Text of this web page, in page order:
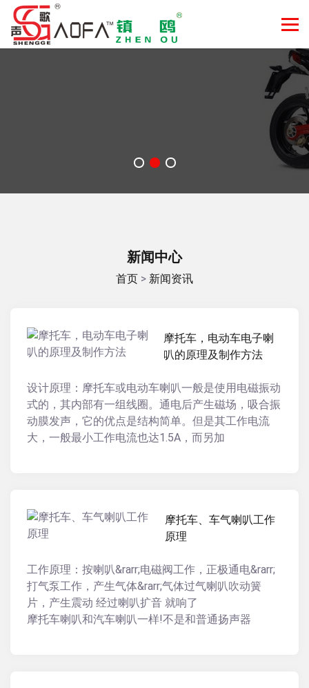
新闻中心
首页 > 新闻资讯
摩托车，电动车电子喇
叭的原理及制作方法
设计原理：摩托车或电动车喇叭一般是使用电磁振动
式的，其内部有一组线圈。通电后产生磁场，吸合振
动膜发声，它的优点是结构简单。但是其工作电流
大，一般最小工作电流也达1.5A，而另加
摩托车、车气喇叭工作
原理
工作原理：按喇叭&rarr;电磁阀工作，正极通电&rarr;
打气泵工作，产生气体&rarr;气体过气喇叭吹动簧
片，产生震动 经过喇叭扩音 就响了
摩托车喇叭和汽车喇叭一样!不是和普通扬声器